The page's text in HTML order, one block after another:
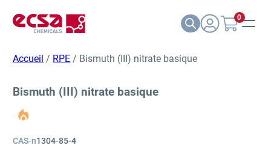
0
Accueil / RPE / Bismuth (III) nitrate basique
Bismuth (III) nitrate basique
CAS-n1304-85-4